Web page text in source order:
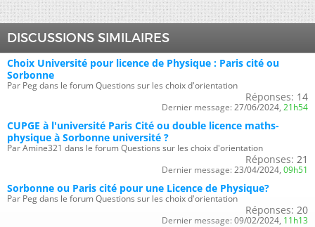
DISCUSSIONS SIMILAIRES
Choix Université pour licence de Physique : Paris cité ou
Sorbonne
Par Peg dans le forum Questions sur les choix d'orientation
Réponses: 14
Dernier message: 27/06/2024, 21h54
CUPGE à l'université Paris Cité ou double licence maths-
physique à Sorbonne université ?
Par Amine321 dans le forum Questions sur les choix d'orientation
Réponses: 21
Dernier message: 23/04/2024, 09h51
Sorbonne ou Paris cité pour une Licence de Physique?
Par Peg dans le forum Questions sur les choix d'orientation
Réponses: 20
Dernier message: 09/02/2024, 11h13